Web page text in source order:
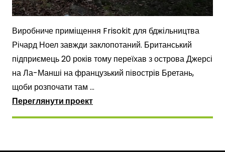
Виробниче приміщення Frisokit для бджільництва
Річард Ноел завжди заклопотаний. Британський
підприємець 20 років тому переїхав з острова Джерсі
на Ла-Манші на французький півострів Бретань,
щоби розпочати там ...
Переглянути проект